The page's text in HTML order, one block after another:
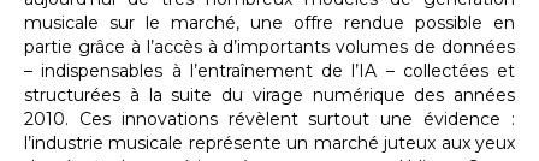
musicale sur le marché, une offre rendue possible en
partie grâce à l’accès à d’importants volumes de données
– indispensables à l’entraînement de l’IA – collectées et
structurées à la suite du virage numérique des années
2010. Ces innovations révèlent surtout une évidence :
l’industrie musicale représente un marché juteux aux yeux